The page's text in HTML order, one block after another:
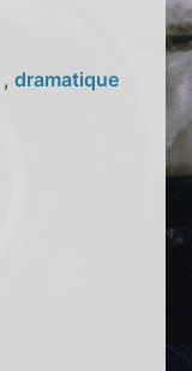
,dramatique